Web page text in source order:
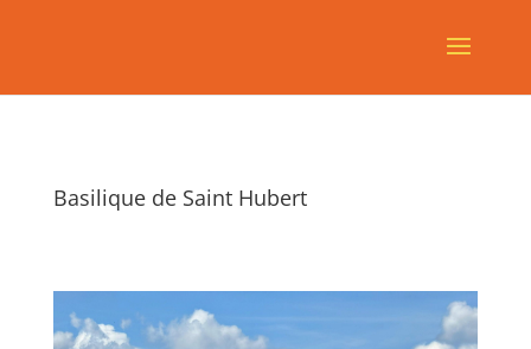
Basilique de Saint Hubert